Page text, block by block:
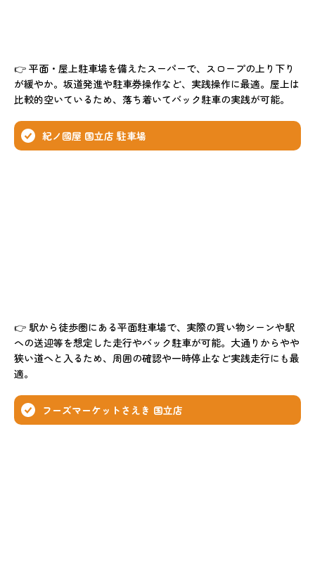
👉 平面・屋上駐車場を備えたスーパーで、スロープの上り下り
が緩やか。坂道発進や駐車券操作など、実践操作に最適。屋上は
比較的空いているため、落ち着いてバック駐車の実践が可能。
紀ノ國屋 国立店 駐車場
👉 駅から徒歩圏にある平面駐車場で、実際の買い物シーンや駅
への送迎等を想定した走行やバック駐車が可能。大通りからやや
狭い道へと入るため、周囲の確認や一時停止など実践走行にも最
適。
フーズマーケットさえき 国立店